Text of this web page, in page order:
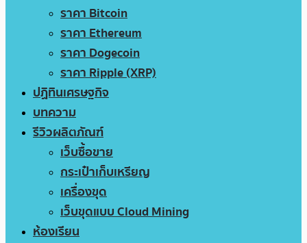
ราคา Bitcoin
ราคา Ethereum
ราคา Dogecoin
ราคา Ripple (XRP)
ปฏิทินเศรษฐกิจ
บทความ
รีวิวผลิตภัณฑ์
เว็บซื้อขาย
กระเป๋าเก็บเหรียญ
เครื่องขุด
เว็บขุดแบบ Cloud Mining
ห้องเรียน